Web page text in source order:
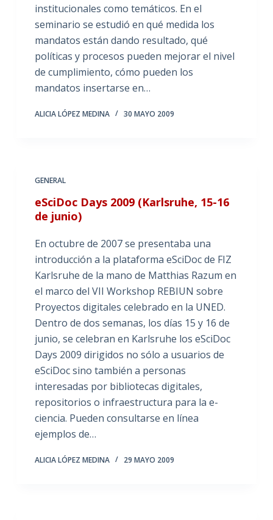
institucionales como temáticos. En el
seminario se estudió en qué medida los
mandatos están dando resultado, qué
políticas y procesos pueden mejorar el nivel
de cumplimiento, cómo pueden los
mandatos insertarse en…
ALICIA LÓPEZ MEDINA 30 MAYO 2009
GENERAL
eSciDoc Days 2009 (Karlsruhe, 15-16
de junio)
En octubre de 2007 se presentaba una
introducción a la plataforma eSciDoc de FIZ
Karlsruhe de la mano de Matthias Razum en
el marco del VII Workshop REBIUN sobre
Proyectos digitales celebrado en la UNED.
Dentro de dos semanas, los días 15 y 16 de
junio, se celebran en Karlsruhe los eSciDoc
Days 2009 dirigidos no sólo a usuarios de
eSciDoc sino también a personas
interesadas por bibliotecas digitales,
repositorios o infraestructura para la e-
ciencia. Pueden consultarse en línea
ejemplos de…
ALICIA LÓPEZ MEDINA 29 MAYO 2009